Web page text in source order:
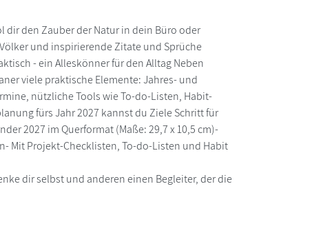
dir den Zauber der Natur in dein Büro oder
und inspirierende Zitate und Sprüche
- ein Alleskönner für den Alltag Neben
viele praktische Elemente: Jahres- und
nützliche Tools wie To-do-Listen, Habit-
fürs Jahr 2027 kannst du Ziele Schritt für
2027 im Querformat (Maße: 29,7 x 10,5 cm)-
Mit Projekt-Checklisten, To-do-Listen und Habit
dir selbst und anderen einen Begleiter, der die